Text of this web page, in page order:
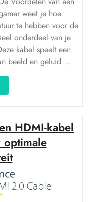
weet je hoe
te hebben voor de
onderdeel van je
kabel speelt een
beeld en geluid …
HDMI-kabel
optimale